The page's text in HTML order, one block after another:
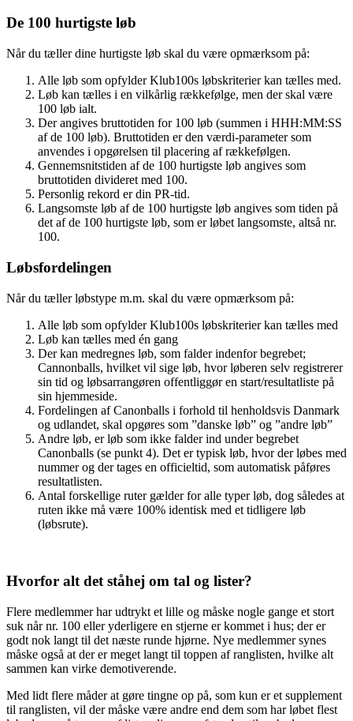
De 100 hurtigste løb
Når du tæller dine hurtigste løb skal du være opmærksom på:
Alle løb som opfylder Klub100s løbskriterier kan tælles med.
Løb kan tælles i en vilkårlig rækkefølge, men der skal være
100 løb ialt.
Der angives bruttotiden for 100 løb (summen i HHH:MM:SS
af de 100 løb). Bruttotiden er den værdi-parameter som
anvendes i opgørelsen til placering af rækkefølgen.
Gennemsnitstiden af de 100 hurtigste løb angives som
bruttotiden divideret med 100.
Personlig rekord er din PR-tid.
Langsomste løb af de 100 hurtigste løb angives som tiden på
det af de 100 hurtigste løb, som er løbet langsomste, altså nr.
100.
Løbsfordelingen
Når du tæller løbstype m.m. skal du være opmærksom på:
Alle løb som opfylder Klub100s løbskriterier kan tælles med
Løb kan tælles med én gang
Der kan medregnes løb, som falder indenfor begrebet;
Cannonballs, hvilket vil sige løb, hvor løberen selv registrerer
sin tid og løbsarrangøren offentliggør en start/resultatliste på
sin hjemmeside.
Fordelingen af Canonballs i forhold til henholdsvis Danmark
og udlandet, skal opgøres som ”danske løb” og ”andre løb”
Andre løb, er løb som ikke falder ind under begrebet
Canonballs (se punkt 4). Det er typisk løb, hvor der løbes med
nummer og der tages en officieltid, som automatisk påføres
resultatlisten.
Antal forskellige ruter gælder for alle typer løb, dog således at
ruten ikke må være 100% identisk med et tidligere løb
(løbsrute).
Hvorfor alt det ståhej om tal og lister?
Flere medlemmer har udtrykt et lille og måske nogle gange et stort
suk når nr. 100 eller yderligere en stjerne er kommet i hus; der er
godt nok langt til det næste runde hjørne. Nye medlemmer synes
måske også at der er meget langt til toppen af ranglisten, hvilke alt
sammen kan virke demotiverende.
Med lidt flere måder at gøre tingne op på, som kun er et supplement
til ranglisten, vil der måske være andre end dem som har løbet flest